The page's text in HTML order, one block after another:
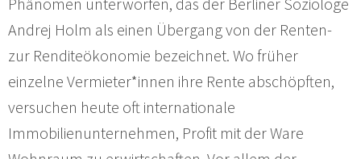
Andrej Holm als einen Übergang von der Renten-
zur Renditeökonomie bezeichnet. Wo früher
einzelne Vermieter*innen ihre Rente abschöpften,
versuchen heute oft internationale
Immobilienunternehmen, Profit mit der Ware